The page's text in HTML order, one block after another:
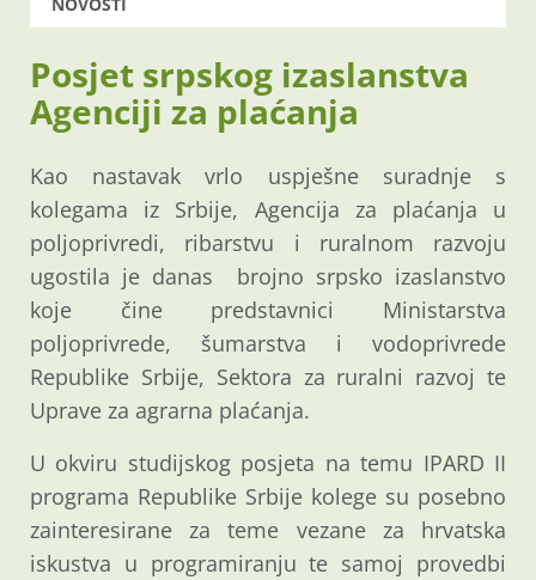
Posjet srpskog izaslanstva
Agenciji za plaćanja
Kao nastavak vrlo uspješne suradnje s
kolegama iz Srbije, Agencija za plaćanja u
poljoprivredi, ribarstvu i ruralnom razvoju
ugostila je danas brojno srpsko izaslanstvo
koje čine predstavnici Ministarstva
poljoprivrede, šumarstva i vodoprivrede
Republike Srbije, Sektora za ruralni razvoj te
Uprave za agrarna plaćanja.
U okviru studijskog posjeta na temu IPARD II
programa Republike Srbije kolege su posebno
zainteresirane za teme vezane za hrvatska
iskustva u programiranju te samoj provedbi